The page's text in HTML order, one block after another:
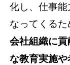
化し、仕事能
なってくるた
会社組織に
な教育実施